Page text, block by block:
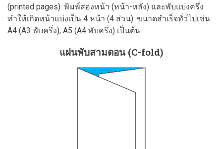
(printed pages). พิมพ์สองหน้า (หน้า-หลัง) และพับแบ่งครึ่ง
ทำให้เกิดหน้าแบ่งเป็น 4 หน้า (4 ส่วน). ขนาดสำเร็จทั่วไปเช่น
A4 (A3 พับครึ่ง), A5 (A4 พับครึ่ง) เป็นต้น.
แผ่นพับสามตอน (C-fold)